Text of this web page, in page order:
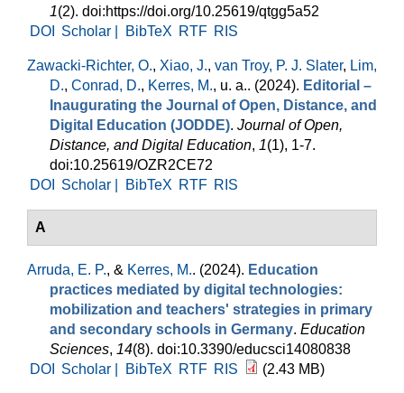
1(2). doi:https://doi.org/10.25619/qtgg5a52
DOI
Scholar | BibTeX RTF RIS
Zawacki-Richter, O., Xiao, J., van Troy, P. J. Slater, Lim,
D., Conrad, D., Kerres, M., u. a.. (2024). Editorial –
Inaugurating the Journal of Open, Distance, and
Digital Education (JODDE). Journal of Open,
Distance, and Digital Education, 1(1), 1-7.
doi:10.25619/OZR2CE72
DOI
Scholar | BibTeX RTF RIS
A
Arruda, E. P., & Kerres, M.. (2024). Education
practices mediated by digital technologies:
mobilization and teachers' strategies in primary
and secondary schools in Germany. Education
Sciences, 14(8). doi:10.3390/educsci14080838
DOI
Scholar | BibTeX RTF RIS (2.43 MB)